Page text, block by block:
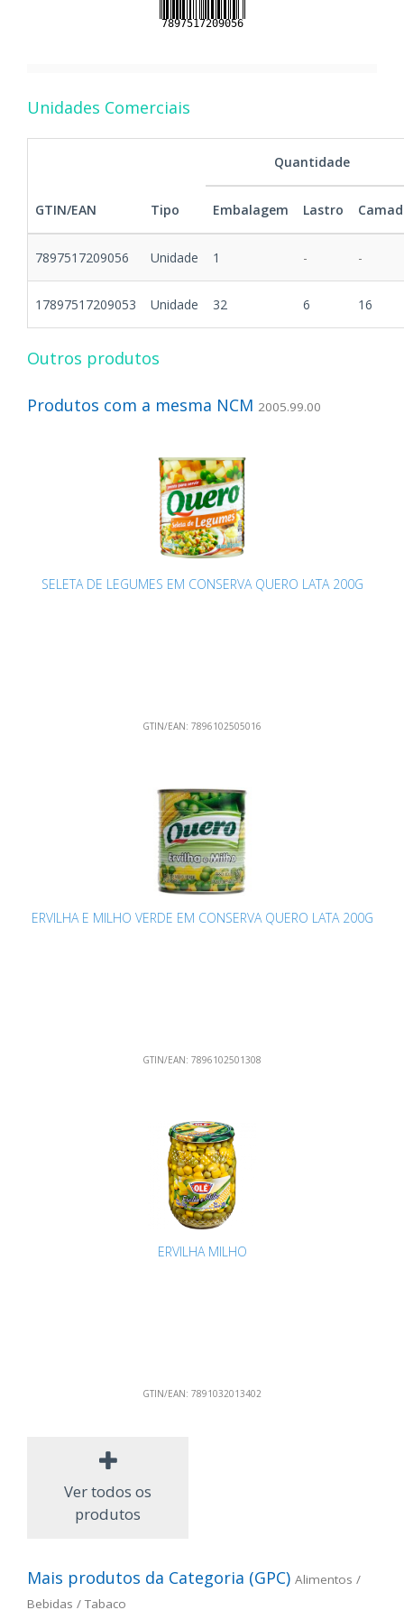
Unidades Comerciais
GTIN/EAN Tipo
Quantidade
Embalagem Lastro
7897517209056 Unidade 1 - -
17897517209053 Unidade 32 6 16
Outros produtos
Produtos com a mesma NCM 2005.99.00
SELETA DE LEGUMES EM CONSERVA QUERO LATA 200G
GTIN/EAN: 7896102505016
ERVILHA E MILHO VERDE EM CONSERVA QUERO LATA 200G
GTIN/EAN: 7896102501308
ERVILHA MILHO
GTIN/EAN: 7891032013402
Ver todos os
produtos
Mais produtos da Categoria (GPC) Alimentos /
Bebidas / Tabaco